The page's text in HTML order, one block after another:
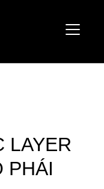
LAYER
PHÁI